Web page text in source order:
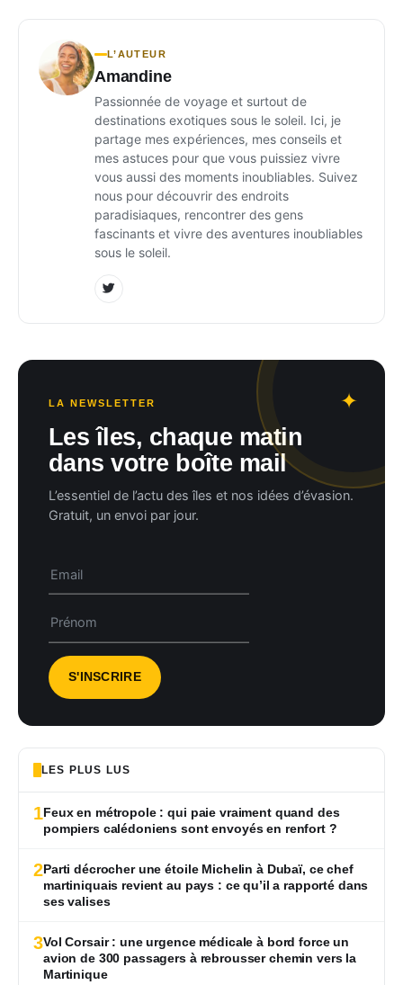
L’AUTEUR
Amandine
Passionnée de voyage et surtout de
destinations exotiques sous le soleil. Ici, je
partage mes expériences, mes conseils et
mes astuces pour que vous puissiez vivre
vous aussi des moments inoubliables. Suivez
nous pour découvrir des endroits
paradisiaques, rencontrer des gens
fascinants et vivre des aventures inoubliables
sous le soleil.
LA NEWSLETTER
Les îles, chaque matin
dans votre boîte mail
L’essentiel de l’actu des îles et nos idées d’évasion.
Gratuit, un envoi par jour.
LES PLUS LUS
1Feux en métropole : qui paie vraiment quand des
pompiers calédoniens sont envoyés en renfort ?
2Parti décrocher une étoile Michelin à Dubaï, ce chef
martiniquais revient au pays : ce qu’il a rapporté dans
ses valises
3Vol Corsair : une urgence médicale à bord force un
avion de 300 passagers à rebrousser chemin vers la
Martinique